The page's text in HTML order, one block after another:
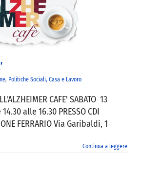
, Politiche Sociali, Casa e Lavoro
CAFE' SABATO 13
alle 16.30 PRESSO CDI
FERRARIO Via Garibaldi, 1
Continua a leggere